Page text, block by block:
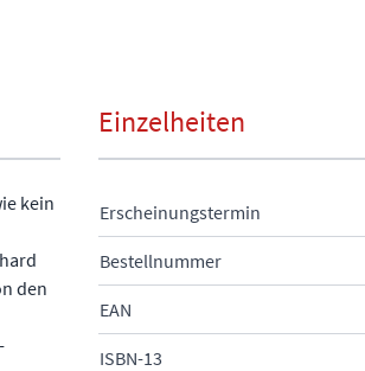
kein
den
Einzelheiten
Erscheinungstermin
Bestellnummer
EAN
ISBN-13